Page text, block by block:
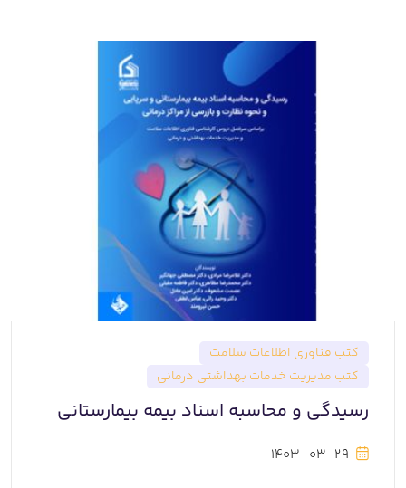
کتب فناوری اطلاعات سلامت
کتب مدیریت خدمات بهداشتی درمانی
رسیدگی و محاسبه اسناد بیمه بیمارستانی
1403-03-29